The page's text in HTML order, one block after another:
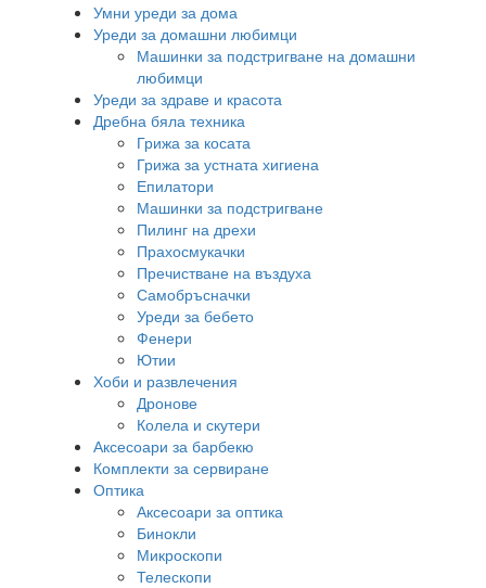
Умни уреди за дома
Уреди за домашни любимци
Машинки за подстригване на домашни
любимци
Уреди за здраве и красота
Дребна бяла техника
Грижа за косата
Грижа за устната хигиена
Епилатори
Машинки за подстригване
Пилинг на дрехи
Прахосмукачки
Пречистване на въздуха
Самобръсначки
Уреди за бебето
Фенери
Ютии
Хоби и развлечения
Дронове
Колела и скутери
Аксесоари за барбекю
Комплекти за сервиране
Оптика
Аксесоари за оптика
Бинокли
Микроскопи
Телескопи